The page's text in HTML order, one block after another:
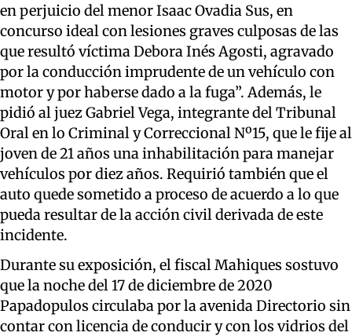
en perjuicio del menor Isaac Ovadia Sus, en
concurso ideal con lesiones graves culposas de las
que resultó víctima Debora Inés Agosti, agravado
por la conducción imprudente de un vehículo con
motor y por haberse dado a la fuga”. Además, le
pidió al juez Gabriel Vega, integrante del Tribunal
Oral en lo Criminal y Correccional Nº15, que le fije al
joven de 21 años una inhabilitación para manejar
vehículos por diez años. Requirió también que el
auto quede sometido a proceso de acuerdo a lo que
pueda resultar de la acción civil derivada de este
incidente.
Durante su exposición, el fiscal Mahiques sostuvo
que la noche del 17 de diciembre de 2020
Papadopulos circulaba por la avenida Directorio sin
contar con licencia de conducir y con los vidrios del